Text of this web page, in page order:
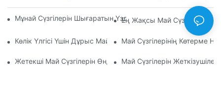
Мұнай Сүзгілерін Шығаратын Үздік Компаниялар: Жан-
Ең Жақсы Май Сүзгілерінің
Көлік Үлгісі Үшін Дұрыс Май Сүзгісін Таңдау: Негізгі Ойлар
Май Сүзгілерінің Көтерме
Жетекші Май Сүзгілерін Өндірушілер Мен Олардың
Май Сүзгілерін